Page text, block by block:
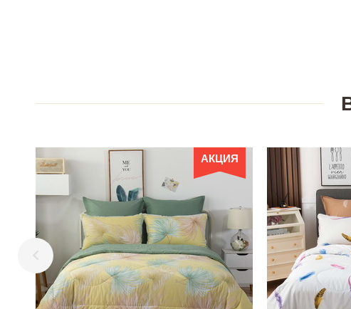
АКЦИЯ